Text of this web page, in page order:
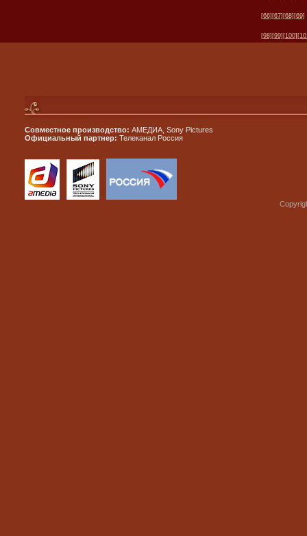
[66] [67] [68] [69]
[98] [99] [100]
Совместное производство: АМЕДИА, Sony Pictures
Официальный партнер: Телеканал Россия